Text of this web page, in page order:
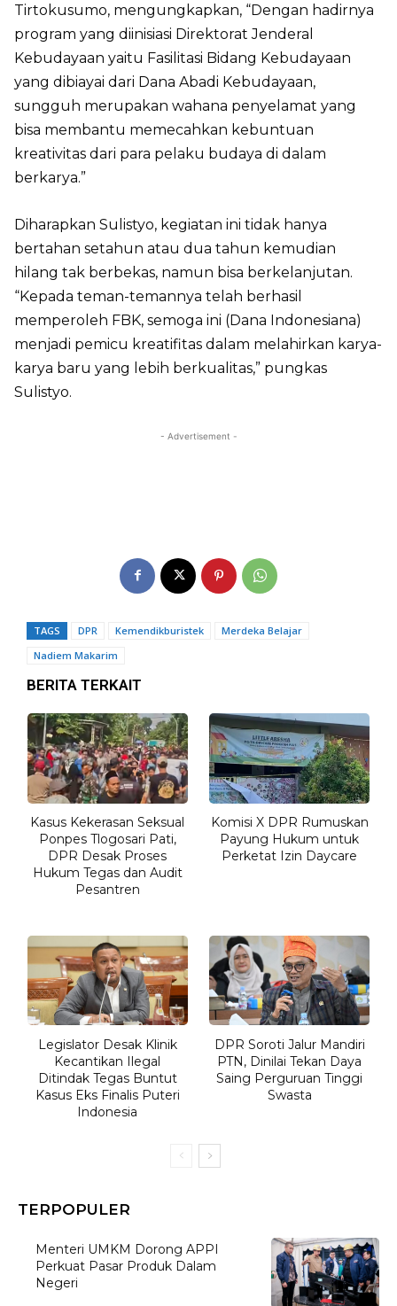
Tirtokusumo, mengungkapkan, “Dengan hadirnya
program yang diinisiasi Direktorat Jenderal
Kebudayaan yaitu Fasilitasi Bidang Kebudayaan
yang dibiayai dari Dana Abadi Kebudayaan,
sungguh merupakan wahana penyelamat yang
bisa membantu memecahkan kebuntuan
kreativitas dari para pelaku budaya di dalam
berkarya.”
Diharapkan Sulistyo, kegiatan ini tidak hanya
bertahan setahun atau dua tahun kemudian
hilang tak berbekas, namun bisa berkelanjutan.
“Kepada teman-temannya telah berhasil
memperoleh FBK, semoga ini (Dana Indonesiana)
menjadi pemicu kreatifitas dalam melahirkan karya-
karya baru yang lebih berkualitas,” pungkas
Sulistyo.
- Advertisement -
TAGS DPR Kemendikburistek
Merdeka Belajar
Nadiem Makarim
BERITA TERKAIT
Kasus Kekerasan Seksual
Ponpes Tlogosari Pati,
DPR Desak Proses
Hukum Tegas dan Audit
Pesantren
Komisi X DPR Rumuskan
Payung Hukum untuk
Perketat Izin Daycare
Legislator Desak Klinik
Kecantikan Ilegal
Ditindak Tegas Buntut
Kasus Eks Finalis Puteri
Indonesia
DPR Soroti Jalur Mandiri
PTN, Dinilai Tekan Daya
Saing Perguruan Tinggi
Swasta
TERPOPULER
Menteri UMKM Dorong APPI
Perkuat Pasar Produk Dalam
Negeri